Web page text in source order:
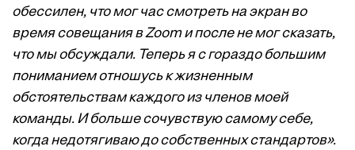
обессилен, что мог час смотреть на экран во
время совещания в Zoom и после не мог сказать,
что мы обсуждали. Теперь я с гораздо большим
пониманием отношусь к жизненным
обстоятельствам каждого из членов моей
команды. И больше сочувствую самому себе,
когда недотягиваю до собственных стандартов».